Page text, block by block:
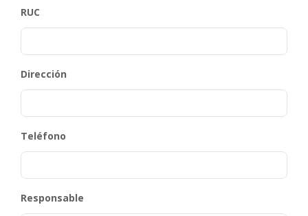
RUC
Dirección
Teléfono
Responsable